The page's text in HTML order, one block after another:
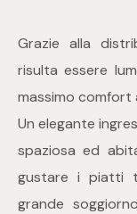
Grazie alla
risulta essere
massimo comfort
Un elegante
spaziosa ed
gustare i piatti
grande
2
3
4